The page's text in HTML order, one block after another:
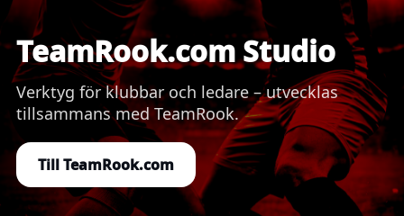
TeamRook.com Studio
Verktyg för klubbar och ledare – utvecklas
tillsammans med TeamRook.
Till TeamRook.com